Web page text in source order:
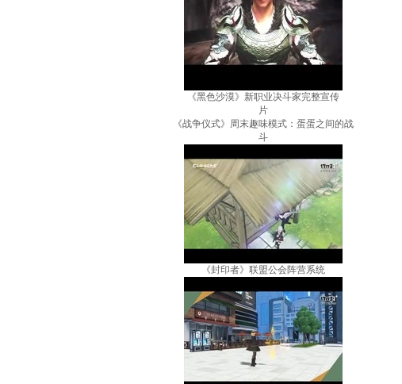
《黑色沙漠》新职业决斗家完整宣传
片
《战争仪式》周末趣味模式：蛋蛋之间的战
斗
《封印者》联盟公会阵营系统